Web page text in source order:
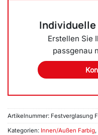
Individuelle
Erstellen Sie
passgenau
Artikelnummer: Festverglasung
Kategorien: Innen/Außen Farbig,